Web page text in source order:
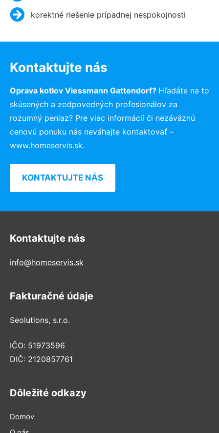
korektné riešenie prípadnej nespokojnosti
Kontaktujte nás
Oprava kotlov Viessmann Gattendorf? Hľadáte na to
skúsených a zodpovedných profesionálov za
rozumný peniaz? Pre viac informácií či nezáväznú
cenovú ponuku nás neváhajte kontaktovať –
www.homeservis.sk.
KONTAKTUJTE NÁS
Kontaktujte nás
info@homeservis.sk
Fakturačné údaje
Seolutions, s.r.o.
IČO: 51973596
DIČ: 2120857761
Dôležité odkazy
Domov